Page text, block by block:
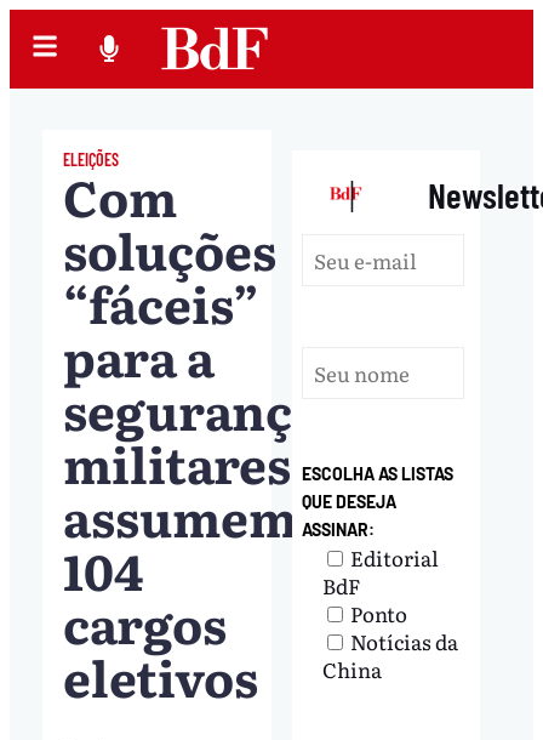
ELEIÇÕES
Com
soluções
“fáceis”
para a
segurança,
militares
assumem
104
cargos
eletivos
|
ESCOLHA AS LISTAS
QUE DESEJA
ASSINAR:
Editorial
BdF
Ponto
Notícias da
China